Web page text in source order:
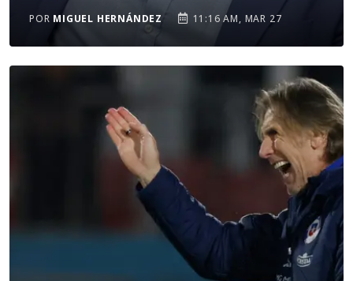
POR MIGUEL HERNÁNDEZ 11:16 AM, MAR 27